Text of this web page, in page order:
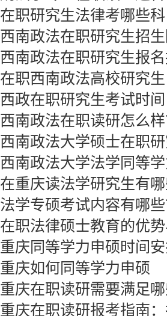
在职研究生法律考哪些
西南政法在职研究生招
西南政法在职研究生报
在职西南政法高校研究生
西政在职研究生考试时间
西南政法在职读研怎么
西南政法大学硕士在职
西南政法大学法学同等
在重庆读法学研究生有
法学专硕考试内容有哪
在职法律硕士教育的优
重庆同等学力申硕时间
重庆如何同等学力申硕
重庆在职读研需要满足
重庆在职读研报考指南